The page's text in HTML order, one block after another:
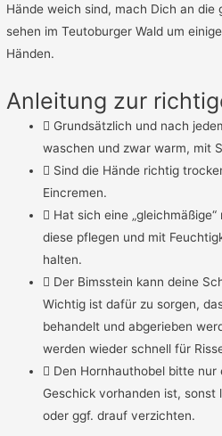
Hände weich sind, mach Dich an die
sehen im Teutoburger Wald um
Händen.
Anleitung zur
Grundsätzlich und nach
waschen und zwar warm, mit
Sind die Hände richtig
Eincremen.
Hat sich eine
diese pflegen und mit
halten.
Der Bimsstein kann deine
Wichtig ist dafür zu sorgen,
behandelt und abgerieben
werden wieder schnell für
Den Hornhauthobel bitte
Geschick vorhanden ist, sonst
oder ggf. drauf verzichten.